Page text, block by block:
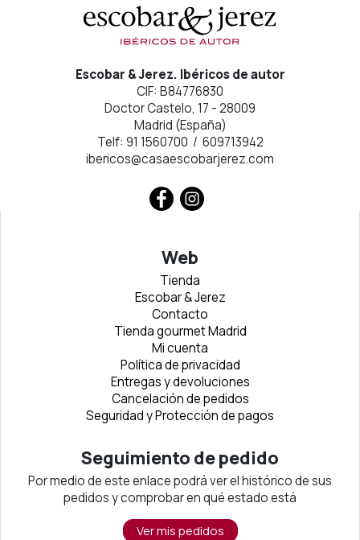
Escobar & Jerez. Ibéricos de autor
CIF: B84776830
Doctor Castelo, 17 - 28009
Madrid (España)
Telf: 91 1560700 / 609713942
ibericos@casaescobarjerez.com
Web
Tienda
Escobar & Jerez
Contacto
Tienda gourmet Madrid
Mi cuenta
Política de privacidad
Entregas y devoluciones
Cancelación de pedidos
Seguridad y Protección de pagos
Seguimiento de pedido
Por medio de este enlace podrá ver el histórico de sus
pedidos y comprobar en qué estado está
Ver mis pedidos